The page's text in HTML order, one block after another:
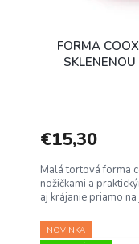
FORMA
€15,30
Malá tortová forma
nožičkami a
aj krájanie priamo
NOVINKA